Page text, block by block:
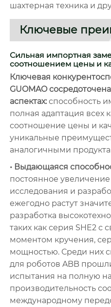
шахтерная техника и
Ключевые
Сильная импортная
соотношением цены и
Ключевая
GUOMAO
аспектах:способность
полная адаптация всех
соотношение цены и
уникальные
аналогичными
• Выдающаяся
постоянное
исследования и
ежегодно растут
разработка
таких как серия SHE2 с
моментом кручения,
мощностью. Среди них
для роботов ABB
испытания на полную
производительность
международному